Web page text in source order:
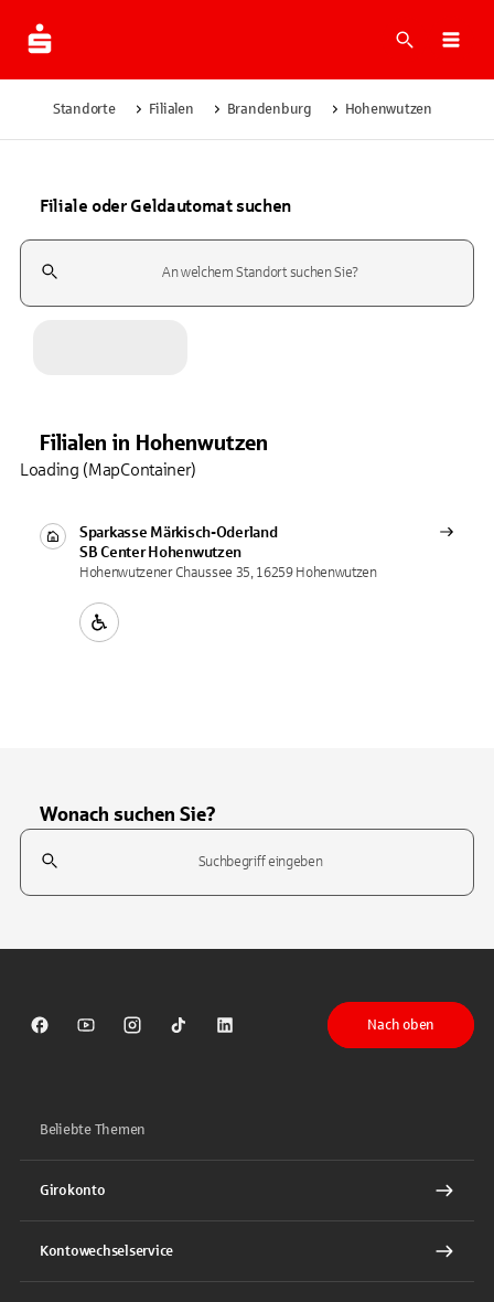
Suche
Standorte Filialen Brandenburg Hohenwutzen
Filiale oder Geldautomat suchen
Suchfeld
Filialen in Hohenwutzen
Sparkasse Märkisch-Oderland
SB Center Hohenwutzen
Hohenwutzener Chaussee 35, 16259 Hohenwutzen
Loading (MapContainer)
Wonach suchen Sie?
Suchfeld
Sparkasse auf Facebook
Sparkasse auf Youtube
Sparkasse auf Instagram
Sparkasse auf TikTok
Sparkasse auf LinkedIn
Nach oben
Beliebte Themen
Girokonto
Kontowechselservice